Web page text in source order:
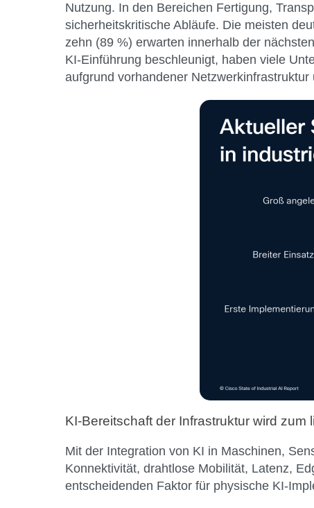
Nutzung. In den Bereichen Fertigung,
sicherheitskritische Abläufe. Die meisten
zehn (89 %) erwarten innerhalb der
KI-Einführung beschleunigt, haben viele
aufgrund vorhandener
KI-Bereitschaft der Infrastruktur wird zum
Mit der Integration von KI in Maschinen,
Konnektivität, drahtlose Mobilität, Latenz,
entscheidenden Faktor für physische KI-